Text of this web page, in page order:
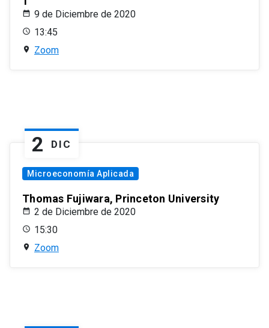
9 de Diciembre de 2020
13:45
Zoom
2 DIC
Microeconomía Aplicada
Thomas Fujiwara, Princeton University
2 de Diciembre de 2020
15:30
Zoom